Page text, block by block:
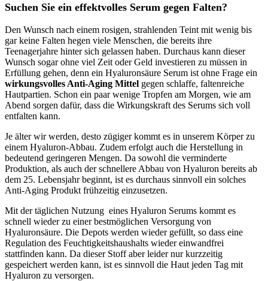
Suchen Sie ein effektvolles Serum gegen Falten?
Den Wunsch nach einem rosigen, strahlenden Teint mit wenig bis
gar keine Falten hegen viele Menschen, die bereits ihre
Teenagerjahre hinter sich gelassen haben. Durchaus kann dieser
Wunsch sogar ohne viel Zeit oder Geld investieren zu müssen in
Erfüllung gehen, denn ein Hyaluronsäure Serum ist ohne Frage ein
wirkungsvolles Anti-Aging Mittel gegen schlaffe, faltenreiche
Hautpartien. Schon ein paar wenige Tropfen am Morgen, wie am
Abend sorgen dafür, dass die Wirkungskraft des Serums sich voll
entfalten kann.
Je älter wir werden, desto zügiger kommt es in unserem Körper zu
einem Hyaluron-Abbau. Zudem erfolgt auch die Herstellung in
bedeutend geringeren Mengen. Da sowohl die verminderte
Produktion, als auch der schnellere Abbau von Hyaluron bereits ab
dem 25. Lebensjahr beginnt, ist es durchaus sinnvoll ein solches
Anti-Aging Produkt frühzeitig einzusetzen.
Mit der täglichen Nutzung eines Hyaluron Serums kommt es
schnell wieder zu einer bestmöglichen Versorgung von
Hyaluronsäure. Die Depots werden wieder gefüllt, so dass eine
Regulation des Feuchtigkeitshaushalts wieder einwandfrei
stattfinden kann. Da dieser Stoff aber leider nur kurzzeitig
gespeichert werden kann, ist es sinnvoll die Haut jeden Tag mit
Hyaluron zu versorgen.